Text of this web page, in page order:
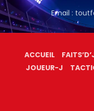
Email :
ACCUEIL
JOUEUR-J